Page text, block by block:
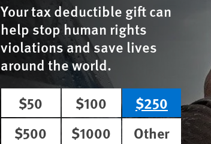
Your tax deductible gift can
help stop human rights
violations and save lives
around the world.
$50
$100
$250
$500
$1000
Other